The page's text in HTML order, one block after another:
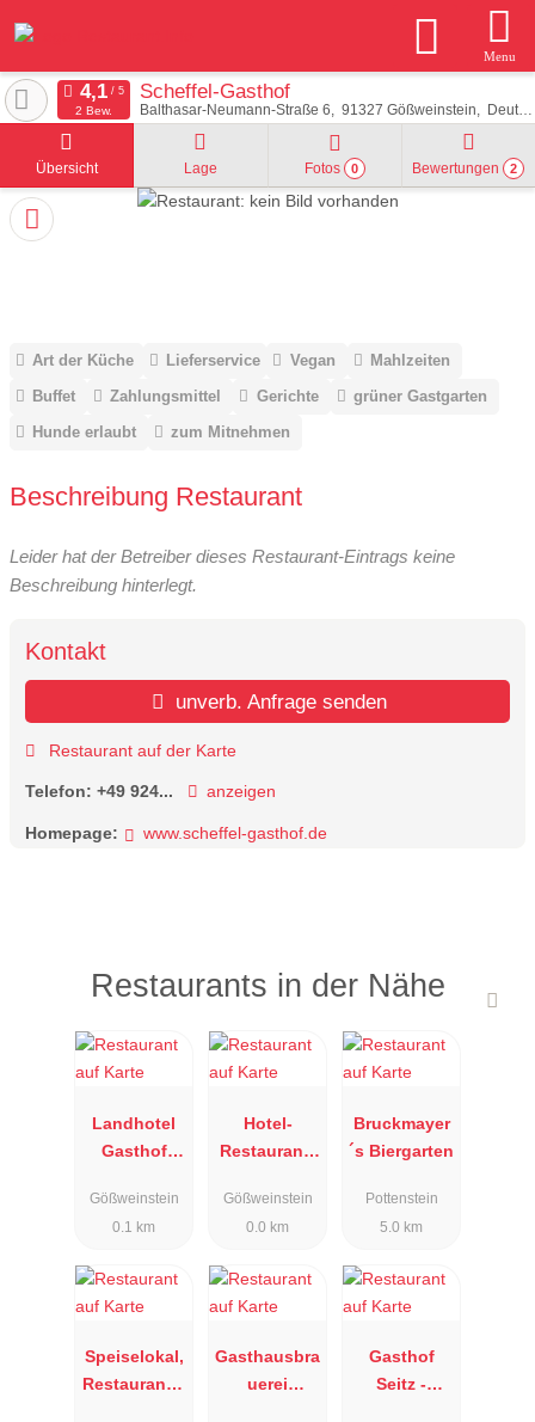
Menu
Scheffel-Gasthof
Balthasar-Neumann-Straße 6 91327 Gößweinstein Deutschland
2 Bew.
Übersicht Lage Fotos 0 Bewertungen 2
Art der Küche Lieferservice Vegan
Mahlzeiten
Buffet
Zahlungsmittel Gerichte
grüner Gastgarten
Hunde erlaubt
zum Mitnehmen
Beschreibung Restaurant
Leider hat der Betreiber dieses Restaurant-Eintrags keine
Beschreibung hinterlegt.
Kontakt
unverb. Anfrage senden
Restaurant auf der Karte
Telefon: +49 924... anzeigen
Homepage: www.scheffel-gasthof.de
Restaurants in der Nähe
Landhotel
Gasthof
Gößweinstein
0.1 km
Hotel-
Restaurant-
Gößweinstein
0.0 km
Bruckmayer
´s Biergarten
Pottenstein
5.0 km
Speiselokal,
Restaurant "
Gasthausbra
uerei
Gasthof
Seitz -